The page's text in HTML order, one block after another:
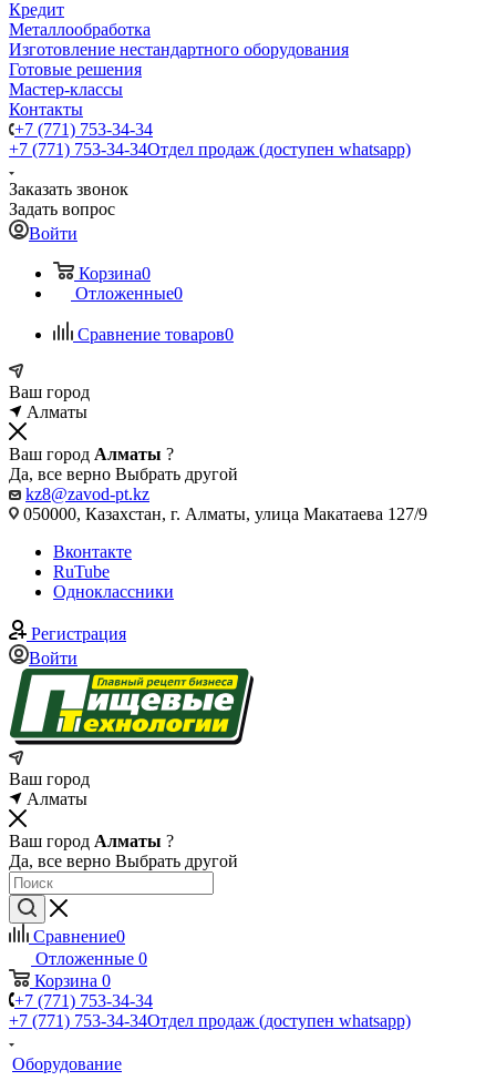
Кредит
Металлообработка
Изготовление нестандартного оборудования
Готовые решения
Мастер-классы
Контакты
+7 (771) 753-34-34
+7 (771) 753-34-34Отдел продаж (доступен whatsapp)
Заказать звонок
Задать вопрос
Войти
Корзина0
Отложенные0
Сравнение товаров0
Ваш город
Алматы
Ваш город Алматы ?
Да, все верно Выбрать другой
kz8@zavod-pt.kz
050000, Казахстан, г. Алматы, улица Макатаева 127/9
Вконтакте
RuTube
Одноклассники
Регистрация
Войти
Ваш город
Алматы
Ваш город Алматы ?
Да, все верно Выбрать другой
Сравнение0
Отложенные 0
Корзина 0
+7 (771) 753-34-34
+7 (771) 753-34-34Отдел продаж (доступен whatsapp)
Оборудование